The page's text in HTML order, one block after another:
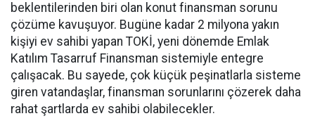
beklentilerinden biri olan konut finansman sorunu
çözüme kavuşuyor. Bugüne kadar 2 milyona yakın
kişiyi ev sahibi yapan TOKİ, yeni dönemde Emlak
Katılım Tasarruf Finansman sistemiyle entegre
çalışacak. Bu sayede, çok küçük peşinatlarla sisteme
giren vatandaşlar, finansman sorunlarını çözerek daha
rahat şartlarda ev sahibi olabilecekler.